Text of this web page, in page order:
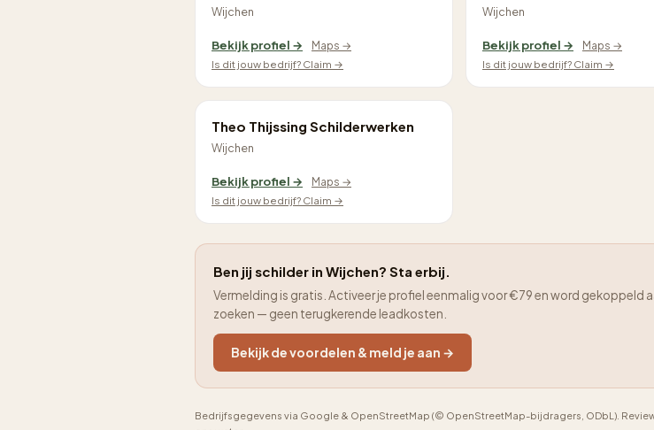
Wijchen
Bekijk profiel →
Maps →
Is dit jouw bedrijf? Claim →
Wijchen
Bekijk profiel →
Maps →
Is dit jouw bedrijf? Claim →
Theo Thijssing Schilderwerken
Wijchen
Bekijk profiel →
Maps →
Is dit jouw bedrijf? Claim →
Ben jij schilder in Wijchen? Sta erbij.
Vermelding is gratis. Activeer je profiel eenmalig voor €79 en word gekoppeld
zoeken — geen terugkerende leadkosten.
Bekijk de voordelen & meld je aan →
Bedrijfsgegevens via Google & OpenStreetMap (© OpenStreetMap-bijdragers, ODbL).